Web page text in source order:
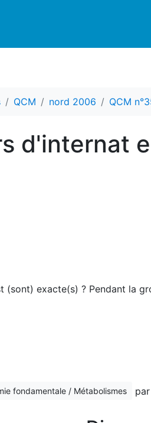
QCM nord 2006 QCM
d'internat
exacte(s) ? Pendant la
fondamentale / Métabolismes